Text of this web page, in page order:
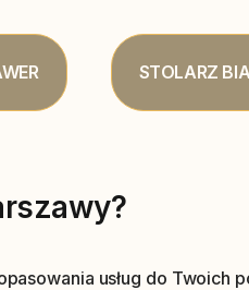
STOLARZ
usług do Twoich